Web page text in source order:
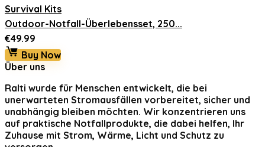
Survival Kits
Outdoor-Notfall-Überlebensset, 250...
€49.99
Buy Now
Über uns
Ralti wurde für Menschen entwickelt, die bei
unerwarteten Stromausfällen vorbereitet, sicher und
unabhängig bleiben möchten. Wir konzentrieren uns
auf praktische Notfallprodukte, die dabei helfen, Ihr
Zuhause mit Strom, Wärme, Licht und Schutz zu